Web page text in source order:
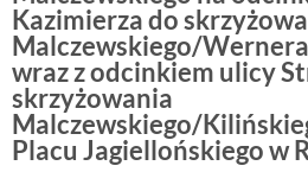
Kazimierza do
Malczewskiego/
wraz z odcinkiem ulicy
skrzyżowania
Malczewskiego/
Placu Jagiellońskiego w